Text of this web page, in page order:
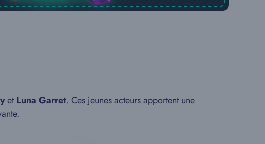
etLuna Garret. Ces jeunes acteurs apportent une